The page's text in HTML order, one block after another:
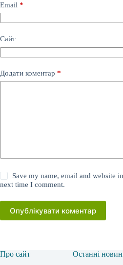
Email *
Сайт
Додати коментар *
Save my name, email and website
next time I comment.
Опублікувати коментар
Про сайт Останні